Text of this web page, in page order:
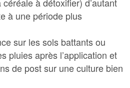
à une période plus
sur les sols battants ou
pluies après l’application et
de post sur une culture bien